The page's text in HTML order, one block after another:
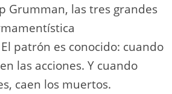
Grumman, las tres grandes
patrón es conocido: cuando
las acciones. Y cuando
caen los muertos.